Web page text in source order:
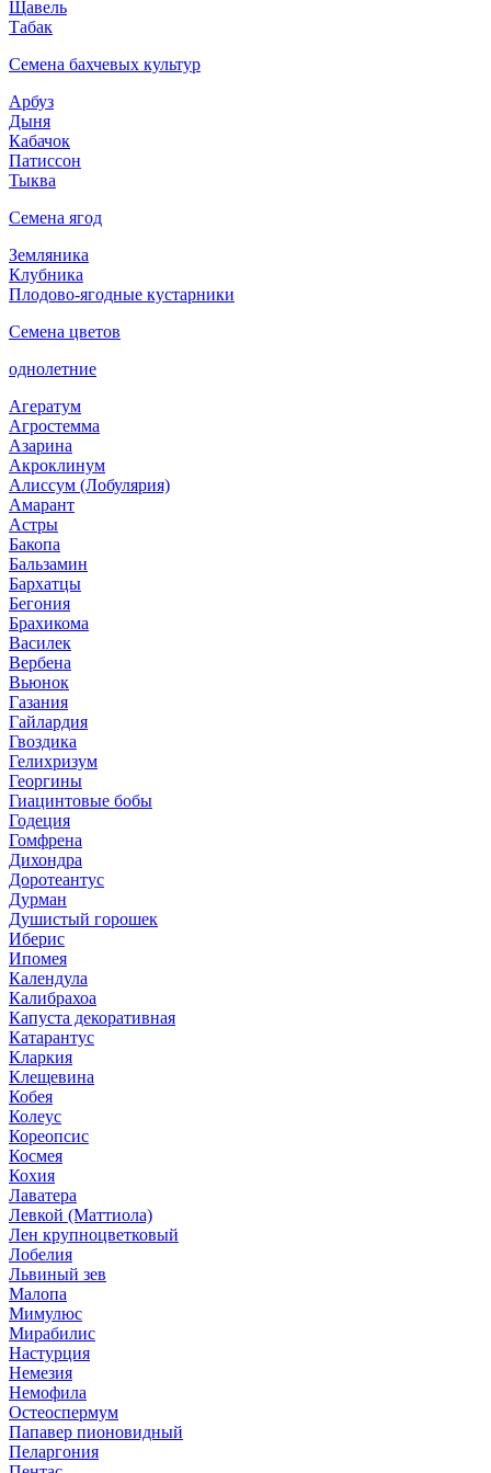
Щавель
Табак
Семена бахчевых культур
Арбуз
Дыня
Кабачок
Патиссон
Тыква
Семена ягод
Земляника
Клубника
Плодово-ягодные кустарники
Семена цветов
однолетние
Агератум
Агростемма
Азарина
Акроклинум
Алиссум (Лобулярия)
Амарант
Астры
Бакопа
Бальзамин
Бархатцы
Бегония
Брахикома
Василек
Вербена
Вьюнок
Газания
Гайлардия
Гвоздика
Гелихризум
Георгины
Гиацинтовые бобы
Годеция
Гомфрена
Дихондра
Доротеантус
Дурман
Душистый горошек
Иберис
Ипомея
Календула
Калибрахоа
Капуста декоративная
Катарантус
Кларкия
Клещевина
Кобея
Колеус
Кореопсис
Космея
Кохия
Лаватера
Левкой (Маттиола)
Лен крупноцветковый
Лобелия
Львиный зев
Малопа
Мимулюс
Мирабилис
Настурция
Немезия
Немофила
Остеоспермум
Папавер пионовидный
Пеларгония